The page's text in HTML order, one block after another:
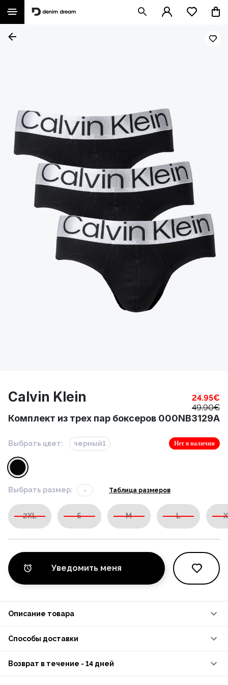
Calvin Klein 24.95€
49.90€
Комплект из трех пар боксеров 000NB3129A
Выбрать цвет: черный1 Нет в наличии
Выбрать размер: - Таблица размеров
2XL S M L
Уведомить меня
Описание товара
Способы доставки
Возврат в течение - 14 дней